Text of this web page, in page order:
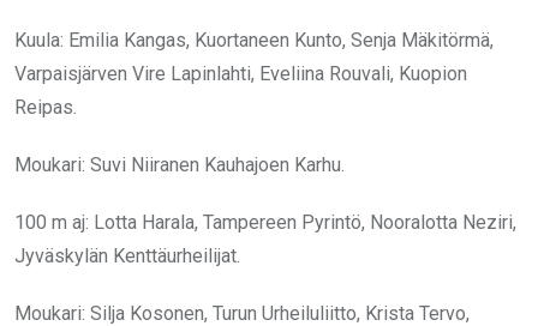
Kuula: Emilia Kangas, Kuortaneen Kunto, Senja Mäkitörmä,
Varpaisjärven Vire Lapinlahti, Eveliina Rouvali, Kuopion
Reipas.
Moukari: Suvi Niiranen Kauhajoen Karhu.
100 m aj: Lotta Harala, Tampereen Pyrintö, Nooralotta Neziri,
Jyväskylän Kenttäurheilijat.
Moukari: Silja Kosonen, Turun Urheiluliitto, Krista Tervo,